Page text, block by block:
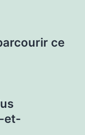
ce
et-